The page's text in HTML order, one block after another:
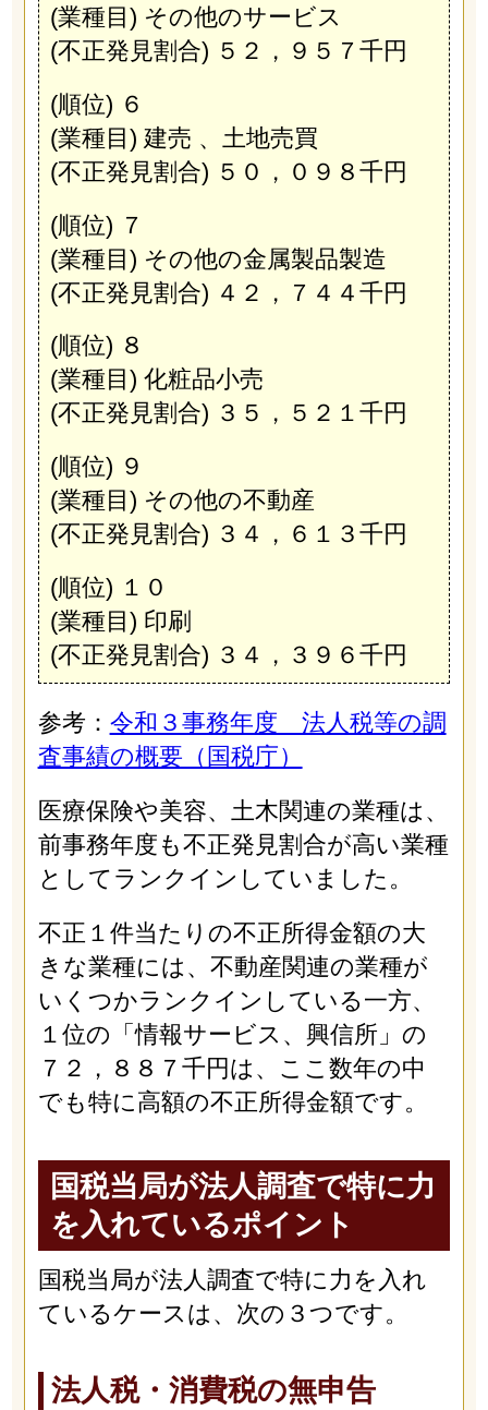
(業種目) その他のサービス
(不正発見割合) ５２，９５７千円
(順位) ６
(業種目) 建売 、土地売買
(不正発見割合) ５０，０９８千円
(順位) ７
(業種目) その他の金属製品製造
(不正発見割合) ４２，７４４千円
(順位) ８
(業種目) 化粧品小売
(不正発見割合) ３５，５２１千円
(順位) ９
(業種目) その他の不動産
(不正発見割合) ３４，６１３千円
(順位) １０
(業種目) 印刷
(不正発見割合) ３４，３９６千円
参考： 令和３事務年度 法人税等の調
査事績の概要（国税庁）
医療保険や美容、土木関連の業種は、
前事務年度も不正発見割合が高い業種
としてランクインしていました。
不正１件当たりの不正所得金額の大
きな業種には、不動産関連の業種が
いくつかランクインしている一方、
１位の「情報サービス、興信所」の
７２，８８７千円は、ここ数年の中
でも特に高額の不正所得金額です。
国税当局が法人調査で特に力
を入れているポイント
国税当局が法人調査で特に力を入れ
ているケースは、次の３つです。
法人税・消費税の無申告